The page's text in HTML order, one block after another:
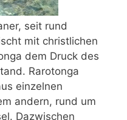
seit rund
mit christlichen
dem Druck des
Rarotonga
einzelnen
andern, rund um
Dazwischen